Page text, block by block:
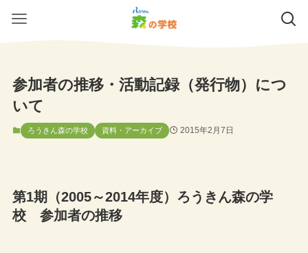
参加者の推移・活動記録（発行物）につ
いて
ろうきん森の学校 資料・アーカイブ 2015年2月7日
第1期（2005～2014年度）ろうきん森の学
校 参加者の推移